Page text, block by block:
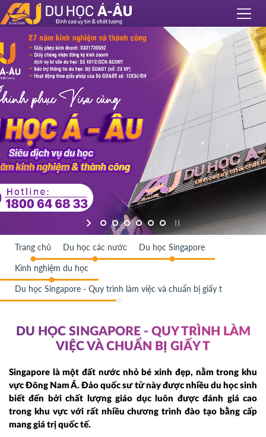
Trang chủ Du học các nước Du học Singapore
Kinh nghiệm du học
Du học Singapore - Quy trình làm việc và chuẩn bị giấy t
DU HỌC SINGAPORE - QUY TRÌNH LÀM
VIỆC VÀ CHUẨN BỊ GIẤY T
Singapore là một đất nước nhỏ bé xinh đẹp, nằm trong khu
vực Đông Nam Á. Đảo quốc sư tử này được nhiều du học sinh
biết đến bởi chất lượng giáo dục luôn được đánh giá cao
trong khu vực với rất nhiều chương trình đào tạo bằng cấp
mang giá trị quốc tế.